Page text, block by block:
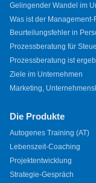
Gelingender Wandel im
Was ist der
Beurteilungsfehler in
Prozessberatung für
Prozessberatung ist
Ziele im Unternehmen
Marketing,
Die Produkte
Autogenes Training (AT)
Lebenszeit-Coaching
Projektentwicklung
Strategie-Gespräch